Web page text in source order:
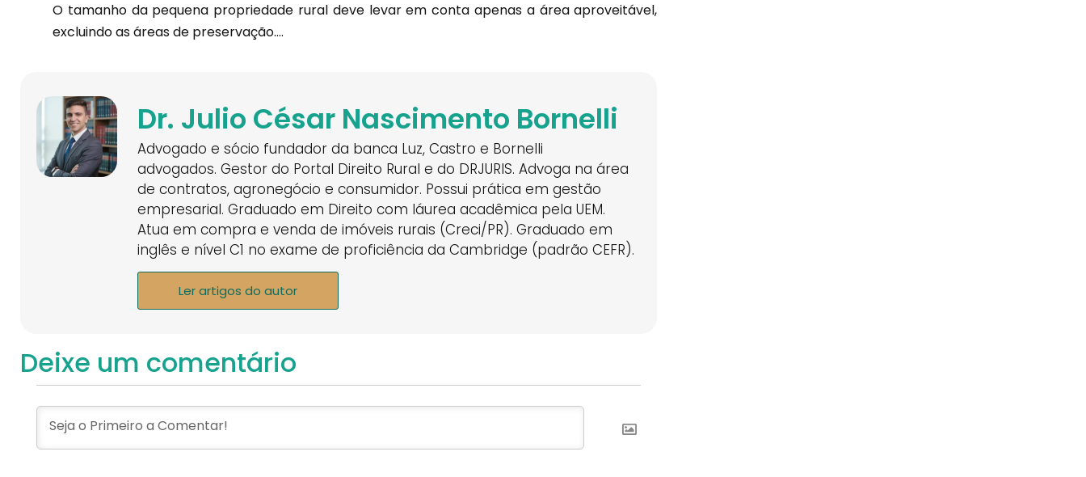
O tamanho da pequena propriedade rural deve levar em conta apenas a área aproveitável,
excluindo as áreas de preservação....
Dr. Julio César Nascimento Bornelli
Advogado e sócio fundador da banca Luz, Castro e Bornelli
advogados. Gestor do Portal Direito Rural e do DRJURIS. Advoga na área
de contratos, agronegócio e consumidor. Possui prática em gestão
empresarial. Graduado em Direito com láurea acadêmica pela UEM.
Atua em compra e venda de imóveis rurais (Creci/PR). Graduado em
inglês e nível C1 no exame de proficiência da Cambridge (padrão CEFR).
Ler artigos do autor
Deixe um comentário